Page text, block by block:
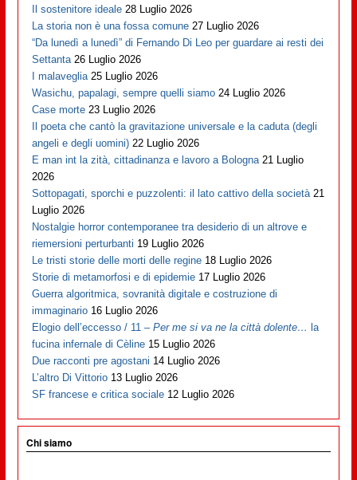
Il sostenitore ideale 28 Luglio 2026
La storia non è una fossa comune 27 Luglio 2026
“Da lunedì a lunedì” di Fernando Di Leo per guardare ai resti dei
Settanta 26 Luglio 2026
I malaveglia 25 Luglio 2026
Wasichu, papalagi, sempre quelli siamo 24 Luglio 2026
Case morte 23 Luglio 2026
Il poeta che cantò la gravitazione universale e la caduta (degli
angeli e degli uomini) 22 Luglio 2026
E man int la zità, cittadinanza e lavoro a Bologna 21 Luglio
2026
Sottopagati, sporchi e puzzolenti: il lato cattivo della società 21
Luglio 2026
Nostalgie horror contemporanee tra desiderio di un altrove e
riemersioni perturbanti 19 Luglio 2026
Le tristi storie delle morti delle regine 18 Luglio 2026
Storie di metamorfosi e di epidemie 17 Luglio 2026
Guerra algoritmica, sovranità digitale e costruzione di
immaginario 16 Luglio 2026
Elogio dell’eccesso / 11 –Per me si va ne la città dolente… la
fucina infernale di Cèline 15 Luglio 2026
Due racconti pre agostani 14 Luglio 2026
L’altro Di Vittorio 13 Luglio 2026
SF francese e critica sociale 12 Luglio 2026
Chi siamo